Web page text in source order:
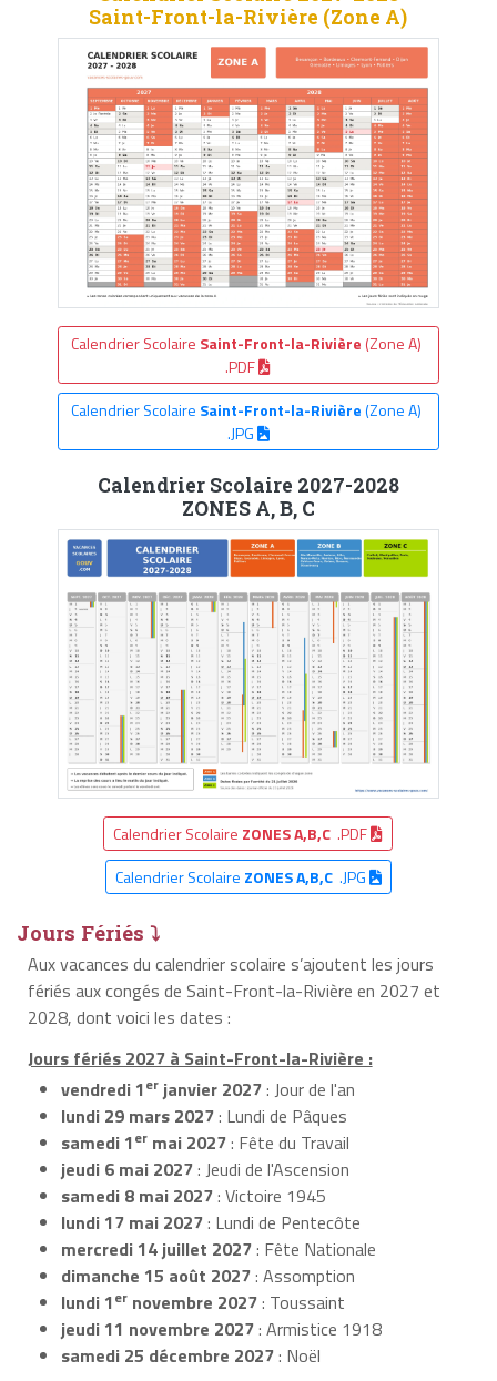
Saint-Front-la-Rivière (Zone A)
Calendrier Scolaire Saint-Front-la-Rivière (Zone A)
.PDF
Calendrier Scolaire Saint-Front-la-Rivière(Zone A)
.JPG
Calendrier Scolaire 2027-2028
ZONES A, B, C
Calendrier Scolaire ZONES A,B,C .PDF
Calendrier Scolaire ZONES A,B,C.JPG
Jours Fériés ⤵
Aux vacances du calendrier scolaire s’ajoutent les jours
fériés aux congés de Saint-Front-la-Rivière en 2027 et
2028, dont voici les dates :
Jours fériés 2027 à Saint-Front-la-Rivière :
vendredi 1er janvier 2027: Jour de l'an
lundi 29 mars 2027: Lundi de Pâques
samedi 1er mai 2027: Fête du Travail
jeudi 6 mai 2027: Jeudi de l'Ascension
samedi 8 mai 2027: Victoire 1945
lundi 17 mai 2027: Lundi de Pentecôte
mercredi 14 juillet 2027: Fête Nationale
dimanche 15 août 2027: Assomption
lundi 1er novembre 2027: Toussaint
jeudi 11 novembre 2027: Armistice 1918
samedi 25 décembre 2027: Noël